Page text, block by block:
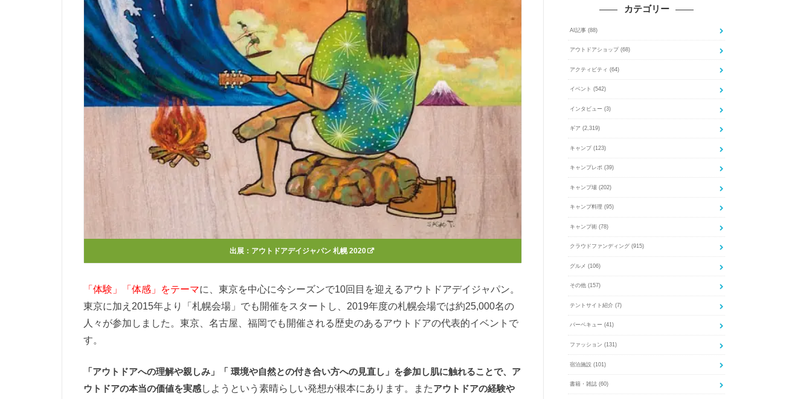
出展： アウトドアデイジャパン 札幌 2020
「体験」「体感」をテーマに、東京を中心に今シーズンで10回目を迎えるアウトドアデイジャパン。
東京に加え2015年より「札幌会場」でも開催をスタートし、2019年度の札幌会場では約25,000名の
人々が参加しました。東京、名古屋、福岡でも開催される歴史のあるアウトドアの代表的イベントで
す。
「アウトドアへの理解や親しみ」「 環境や自然との付き合い方への見直し」を参加し肌に触れることで、ア
ウトドアの本当の価値を実感しようという素晴らしい発想が根本にあります。またアウトドアの経験や
カテゴリー
AI記事 (88)
アウトドアショップ (68)
アクティビティ (64)
イベント (542)
インタビュー (3)
ギア (2,319)
キャンプ (123)
キャンプレポ (39)
キャンプ場 (202)
キャンプ料理 (95)
キャンプ術 (78)
クラウドファンディング (915)
グルメ (106)
その他 (157)
テントサイト紹介 (7)
バーベキュー (41)
ファッション (131)
宿泊施設 (101)
書籍・雑誌 (60)